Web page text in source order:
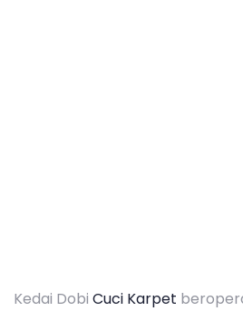
Kedai Dobi Cuci Karpet